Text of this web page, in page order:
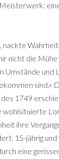
nicht die
Umstände und
sind.«
1749
wohlsituierte
ihre
15-jährig
eine